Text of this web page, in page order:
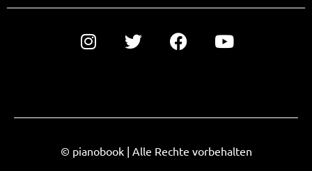
© pianobook | Alle Rechte vorbehalten